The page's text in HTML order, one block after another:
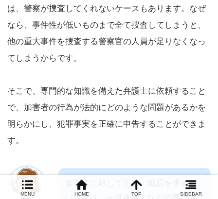
は、警察が捜査してくれないケースもあります。なぜ
なら、事件性が低いものまで全て捜査してしまうと、
他の重大事件を捜査する警察官の人員が足りなくなっ
てしまうからです。
そこで、専門的な知識を備えた弁護士に依頼すること
で、加害者の行為が法的にどのような問題があるかを
明らかにし、犯罪事実を正確に申告することができま
す。
加害者に対して正しく処罰を求めた
MENU HOME TOP SIDEBAR